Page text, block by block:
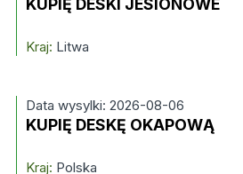
KUPIĘ DESKI JESIONOWE
Kraj: Litwa
Data wysylki: 2026-08-06
KUPIĘ DESKĘ OKAPOWĄ
Kraj: Polska